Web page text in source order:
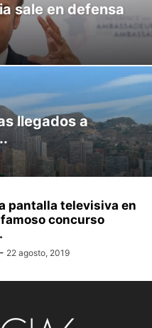
sale en defensa
llegados a
pantalla televisiva en
concurso
- 22 agosto, 2019